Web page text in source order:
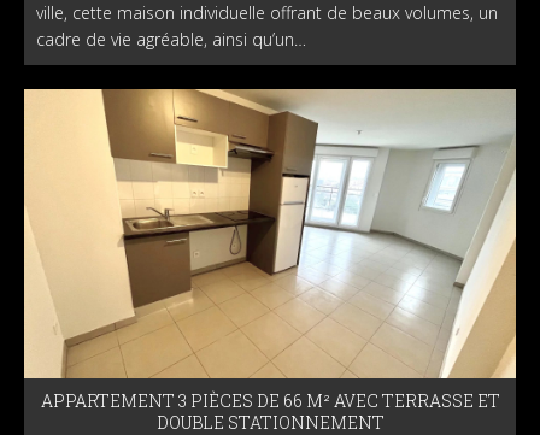
ville, cette maison individuelle offrant de beaux volumes, un
cadre de vie agréable, ainsi qu’un…
APPARTEMENT 3 PIÈCES DE 66 M² AVEC TERRASSE ET
DOUBLE STATIONNEMENT